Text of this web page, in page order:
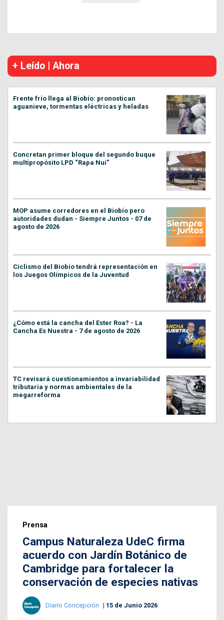
+ Leído | Ahora
Frente frío llega al Biobío: pronostican
aguanieve, tormentas eléctricas y heladas
Concretan primer bloque del segundo buque
multipropósito LPD “Rapa Nui”
MOP asume corredores en el Biobío pero
autoridades dudan - Siempre Juntos - 07 de
agosto de 2026
Ciclismo del Biobío tendrá representación en
los Juegos Olímpicos de la Juventud
¿Cómo está la cancha del Ester Roa? - La
Cancha Es Nuestra - 7 de agosto de 2026
TC revisará cuestionamientos a invariabilidad
tributaria y normas ambientales de la
megarreforma
Prensa
Campus Naturaleza UdeC firma
acuerdo con Jardín Botánico de
Cambridge para fortalecer la
conservación de especies nativas
Diario Concepción 15 de Junio 2026